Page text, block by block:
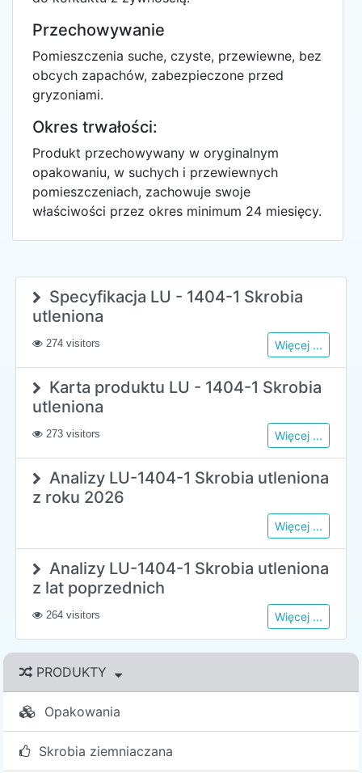
Przechowywanie
Pomieszczenia suche, czyste, przewiewne, bez
obcych zapachów, zabezpieczone przed
gryzoniami.
Okres trwałości:
Produkt przechowywany w oryginalnym
opakowaniu, w suchych i przewiewnych
pomieszczeniach, zachowuje swoje
właściwości przez okres minimum 24 miesięcy.
Specyfikacja LU - 1404-1 Skrobia
utleniona
274 visitors Więcej ...
Karta produktu LU - 1404-1 Skrobia
utleniona
273 visitors Więcej ...
Analizy LU-1404-1 Skrobia utleniona
z roku 2026
Więcej ...
Analizy LU-1404-1 Skrobia utleniona
z lat poprzednich
264 visitors Więcej ...
PRODUKTY
Opakowania
Skrobia ziemniaczana